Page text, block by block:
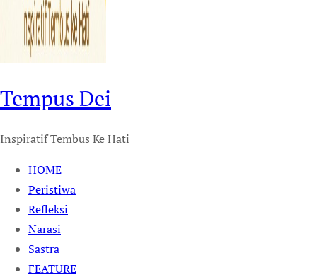
Tempus Dei
Inspiratif Tembus Ke Hati
HOME
Peristiwa
Refleksi
Narasi
Sastra
FEATURE